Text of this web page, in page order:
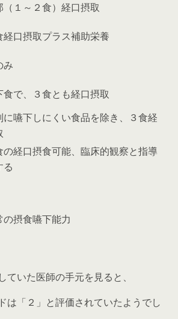
１～２食）経口摂取
口摂取プラス補助栄養
み
で、３食とも経口摂取
嚥下しにくい食品を除き、３食経
経口摂食可能、臨床的観察と指導
る
摂食嚥下能力
ていた医師の手元を見ると、
は「２」と評価されていたようでし